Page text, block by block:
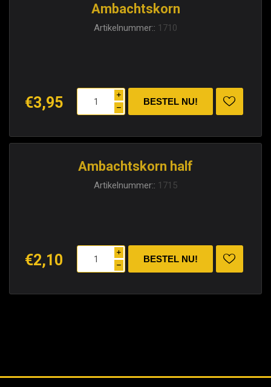
Ambachtskorn
Artikelnummer:: 1710
€3,95 i
h
Ambachtskorn half
Artikelnummer:: 1715
€2,10 i
h